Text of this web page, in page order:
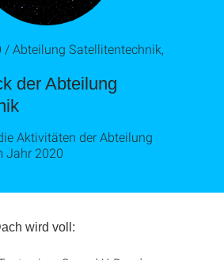
der Abteilung
/ Abteilung Satellitentechnik,
Aktivitäten der Abteilung
Jahr 2020
wird voll: